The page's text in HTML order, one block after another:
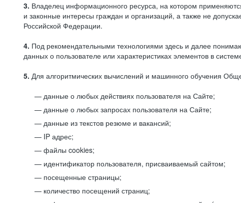
3. Владелец информационного ресурса, на котором
и законные интересы граждан и организаций, а также не
Российской Федерации.
4. Под рекомендательными технологиями здесь и далее
данных о пользователе или характеристиках элементов в
5. Для алгоритмических вычислений и машинного обучения
данные о любых действиях пользователя на Сайте;
данные о любых запросах пользователя на Сайте;
данные из текстов резюме и вакансий;
IP адрес;
файлы cookies;
идентификатор пользователя, присваиваемый сайтом;
посещенные страницы;
количество посещений страниц;